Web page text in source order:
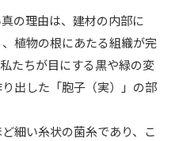
の理由は、建材の内部に
植物の根にあたる組織が完
たちが目にする黒や緑の変
出した「胞子（実）」の部
細い糸状の菌糸であり、こ